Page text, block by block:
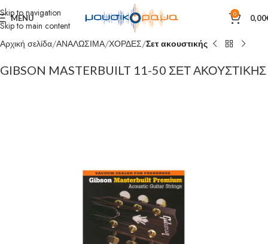
Skip to navigation
Skip to main content
MENU 0 0,00
Αρχική σελίδα ΑΝΑΛΩΣΙΜΑ ΧΟΡΔΕΣ Σετ ακουστικής
GIBSON MASTERBUILT 11-50 ΣΕΤ ΑΚΟΥΣΤΙΚΗΣ